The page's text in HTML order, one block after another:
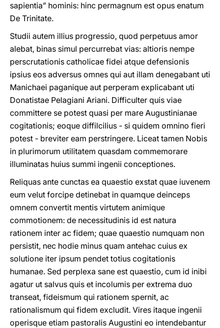
sapientia” hominis: hinc permagnum est opus enatum
De Trinitate.
Studii autem illius progressio, quod perpetuus amor
alebat, binas simul percurrebat vias: altioris nempe
perscrutationis catholicae fidei atque defensionis
ipsius eos adversus omnes qui aut illam denegabant uti
Manichaei paganique aut perperam explicabant uti
Donatistae Pelagiani Ariani. Difficulter quis viae
committere se potest quasi per mare Augustinianae
cogitationis; eoque diffilcilius - si quidem omnino fieri
potest - breviter eam perstringere. Liceat tamen Nobis
in plurimorum utilitatem quasdam commemorare
illuminatas huius summi ingenii conceptiones.
Reliquas ante cunctas ea quaestio exstat quae iuvenem
eum velut forcipe detinebat in quamque deinceps
omnem convertit mentis virtutem animique
commotionem: de necessitudinis id est natura
rationem inter ac fidem; quae quaestio numquam non
persistit, nec hodie minus quam antehac cuius ex
solutione iter ipsum pendet totius cogitationis
humanae. Sed perplexa sane est quaestio, cum id inibi
agatur ut salvus quis et incolumis per extrema duo
transeat, fideismum qui rationem spernit, ac
rationalismum qui fidem excludit. Vires itaque ingenii
operisque etiam pastoralis Augustini eo intendebantur